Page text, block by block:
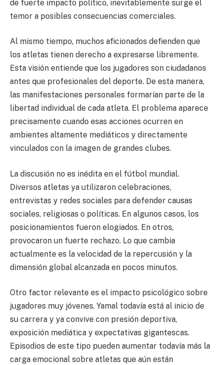
de fuerte impacto político, inevitablemente surge el
temor a posibles consecuencias comerciales.
Al mismo tiempo, muchos aficionados defienden que
los atletas tienen derecho a expresarse libremente.
Esta visión entiende que los jugadores son ciudadanos
antes que profesionales del deporte. De esta manera,
las manifestaciones personales formarían parte de la
libertad individual de cada atleta. El problema aparece
precisamente cuando esas acciones ocurren en
ambientes altamente mediáticos y directamente
vinculados con la imagen de grandes clubes.
La discusión no es inédita en el fútbol mundial.
Diversos atletas ya utilizaron celebraciones,
entrevistas y redes sociales para defender causas
sociales, religiosas o políticas. En algunos casos, los
posicionamientos fueron elogiados. En otros,
provocaron un fuerte rechazo. Lo que cambia
actualmente es la velocidad de la repercusión y la
dimensión global alcanzada en pocos minutos.
Otro factor relevante es el impacto psicológico sobre
jugadores muy jóvenes. Yamal todavía está al inicio de
su carrera y ya convive con presión deportiva,
exposición mediática y expectativas gigantescas.
Episodios de este tipo pueden aumentar todavía más la
carga emocional sobre atletas que aún están